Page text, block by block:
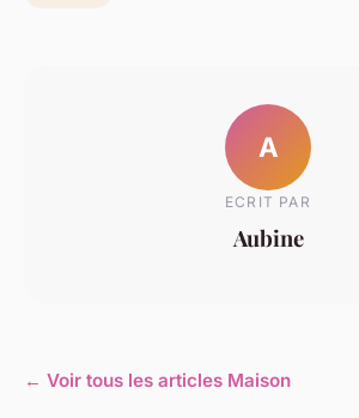
A
ECRIT PAR
Aubine
← Voir tous les articles Maison